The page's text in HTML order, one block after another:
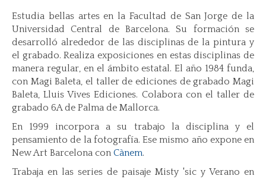
Estudia bellas artes en la Facultad de San Jorge de la
Universidad Central de Barcelona. Su formación se
desarrolló alrededor de las disciplinas de la pintura y
el grabado. Realiza exposiciones en estas disciplinas de
manera regular, en el ámbito estatal. El año 1984 funda,
con Magi Baleta, el taller de ediciones de grabado Magi
Baleta, Lluis Vives Ediciones. Colabora con el taller de
grabado 6A de Palma de Mallorca.
En 1999 incorpora a su trabajo la disciplina y el
pensamiento de la fotografía. Ese mismo año expone en
New Art Barcelona con Cànem.
Trabaja en las series de paisaje Misty 'sic y Verano en